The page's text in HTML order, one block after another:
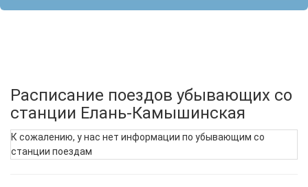
Расписание поездов убывающих со
станции Елань-Камышинская
К сожалению, у нас нет информации по убывающим со
станции поездам